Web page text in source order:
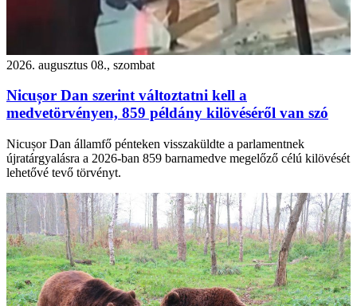
2026. augusztus 08., szombat
Nicușor Dan szerint változtatni kell a
medvetörvényen, 859 példány kilövéséről van szó
Nicușor Dan államfő pénteken visszaküldte a parlamentnek
újratárgyalásra a 2026-ban 859 barnamedve megelőző célú kilövését
lehetővé tevő törvényt.